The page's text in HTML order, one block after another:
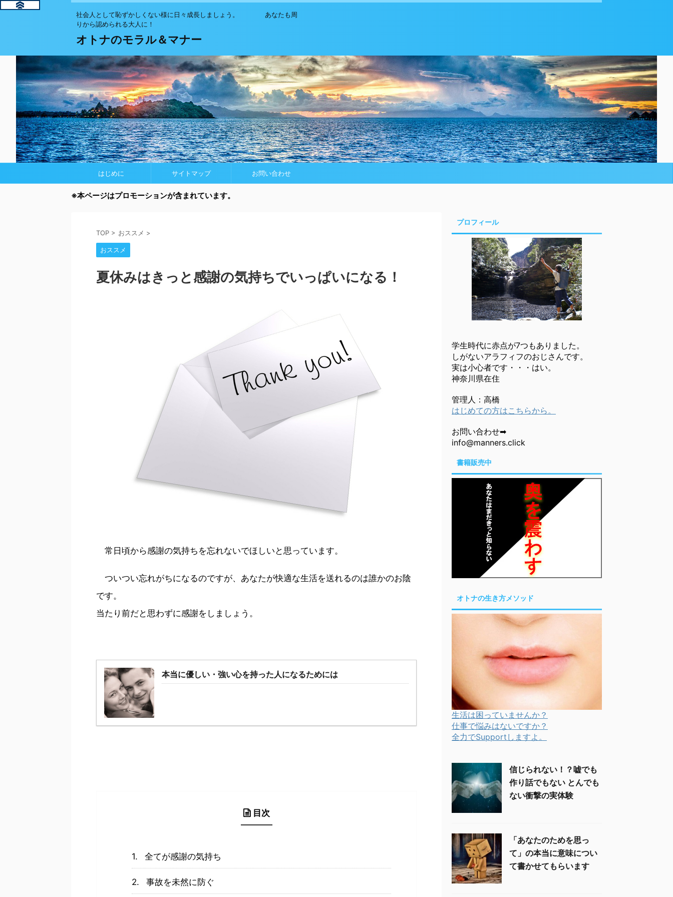
社会人として恥ずかしくない様に日々成長しましょう。 あなたも周
りから認められる大人に！
オトナのモラル＆マナー
はじめに サイトマップ お問い合わせ
※本ページはプロモーションが含まれています。
TOP > おススメ >
おススメ
夏休みはきっと感謝の気持ちでいっぱいになる！
常日頃から感謝の気持ちを忘れないでほしいと思っています。
ついつい忘れがちになるのですが、あなたが快適な生活を送れるのは誰かのお陰
です。
当たり前だと思わずに感謝をしましょう。
本当に優しい・強い心を持った人になるためには
目次
全てが感謝の気持ち
事故を未然に防ぐ
プロフィール
学生時代に赤点が7つもありました。
しがないアラフィフのおじさんです。
実は小心者です・・・はい。
神奈川県在住
管理人：高橋
はじめての方はこちらから。
お問い合わせ➡
info@manners.click
書籍販売中
オトナの生き方メソッド
生活は困っていませんか？
仕事で悩みはないですか？
全力でSupportしますよ。
信じられない！？嘘でも
作り話でもない とんでも
ない衝撃の実体験
「あなたのためを思っ
て」の本当に意味につい
て書かせてもらいます